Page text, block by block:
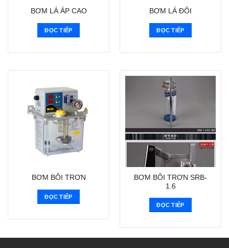
BƠM LÁ ÁP CAO
ĐỌC TIẾP
BƠM LÁ ĐÔI
ĐỌC TIẾP
BƠM BÔI TRƠN
ĐỌC TIẾP
BƠM BÔI TRƠN SRB-
1.6
ĐỌC TIẾP